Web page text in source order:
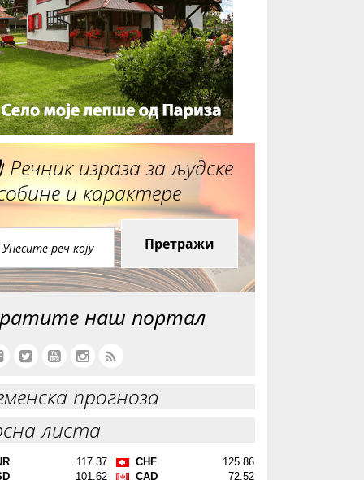
Речник израза за људске
и карактере
Претражи
наш портал
прогноза
листа